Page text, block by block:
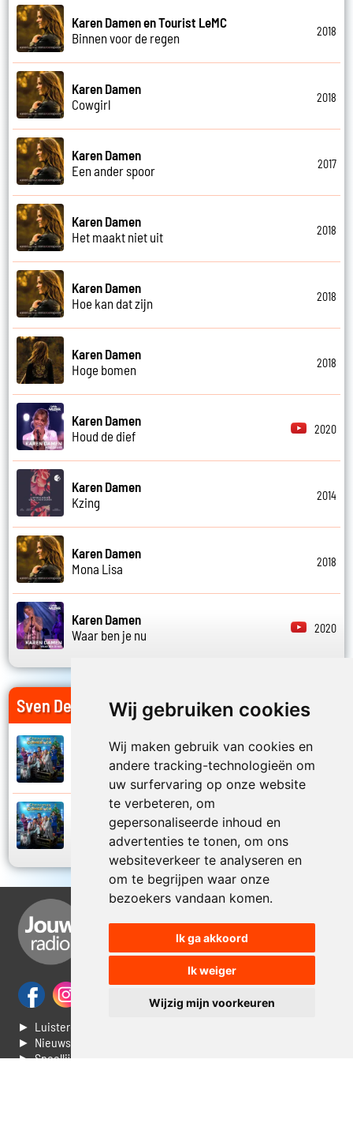
Wij gebruiken cookies
Wij maken gebruik van cookies en
andere tracking-technologieën om
uw surfervaring op onze website
te verbeteren, om
gepersonaliseerde inhoud en
advertenties te tonen, om ons
websiteverkeer te analyseren en
om te begrijpen waar onze
bezoekers vandaan komen.
Ik ga akkoord
Ik weiger
Wijzig mijn voorkeuren
Karen Damen en Tourist LeMC
Binnen voor de regen
2018
Karen Damen
Cowgirl
2018
Karen Damen
Een ander spoor
2017
Karen Damen
Het maakt niet uit
2018
Karen Damen
Hoe kan dat zijn
2018
Karen Damen
Hoge bomen
2018
Karen Damen
Houd de dief
2020
Karen Damen
Kzing
2014
Karen Damen
Mona Lisa
2018
Karen Damen
Waar ben je nu
2020
Sven De Ridder op Jouwradio
G-string
Christmas comeback
2024
Sven De Ridder, Ivan Pecnik en Gunther
Mieke hou u vast
► Luisteren naar Jouwradio
► Nieuws
► Speellijst